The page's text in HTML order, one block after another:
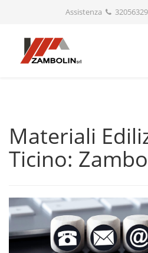
Assistenza
Materiali
Ticino: